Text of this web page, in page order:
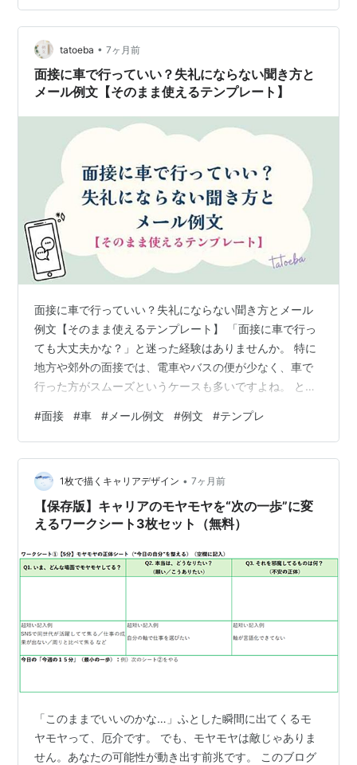
葉や側頭葉を使っているためにと言う事です。 安易にテ
ンプレやコピペや挨拶文面の使い回しやAI利用の文章を
使うと前頭葉や側頭葉の文章を考える部分が低下するん
です。 前頭葉や側頭葉は､意…
tatoeba • 7ヶ月前
面接に車で行っていい？失礼にならない聞き方と
メール例文【そのまま使えるテンプレート】
面接に車で行っていい？失礼にならない聞き方とメール
例文【そのまま使えるテンプレート】 「面接に車で行っ
ても大丈夫かな？」と迷った経験はありませんか。 特に
地方や郊外の面接では、電車やバスの便が少なく、車で
行った方がスムーズというケースも多いですよね。 とは
関の利用を前提としていたりすることもあります。 そん
なときに大切なのが、事前に「車で行っていいか」を確
認すること。 この記事では、面接前に失礼にならないよ
う確認するための正しい聞き方とメール例文を、状況別
に丁寧に解説します。 そのまま使えるテンプレート付き
で、誰でもすぐに実践できる内容です。 …
#面接 #車 # メール例文 #例文 #テンプレ
1枚で描くキャリアデザイン • 7ヶ月前
【保存版】キャリアのモヤモヤを“次の一歩”に変
えるワークシート3枚セット（無料）
「このままでいいのかな…」ふとした瞬間に出てくるモ
ヤモヤって、厄介です。 でも、モヤモヤは敵じゃありま
せん。あなたの可能性が動き出す前兆です。 このブログ